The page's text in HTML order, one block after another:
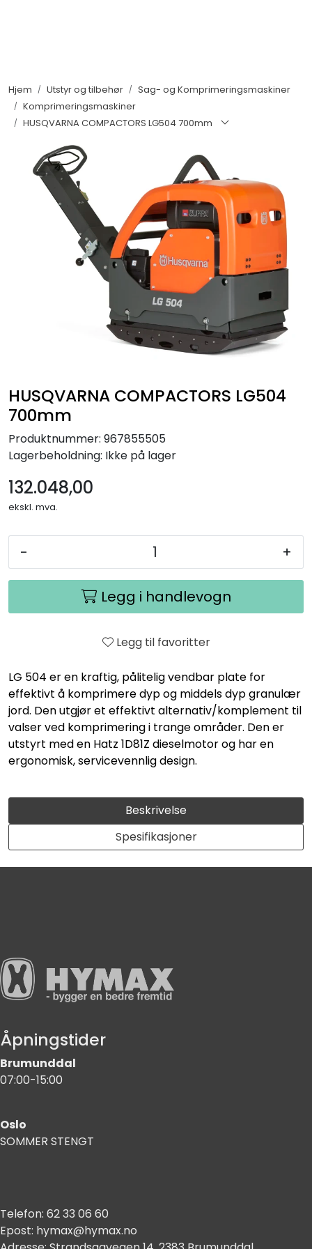
Hjem Utstyr og tilbehør
Sag- og Komprimeringsmaskiner
Komprimeringsmaskiner
HUSQVARNA COMPACTORS LG504 700mm
HUSQVARNA COMPACTORS LG504
700mm
Produktnummer: 967855505
Lagerbeholdning: Ikke på lager
132.048,00
ekskl. mva.
- +
Legg i handlevogn
Legg til favoritter
LG 504 er en kraftig, pålitelig vendbar plate for
effektivt å komprimere dyp og middels dyp granulær
jord. Den utgjør et effektivt alternativ/komplement til
valser ved komprimering i trange områder. Den er
utstyrt med en Hatz 1D81Z dieselmotor og har en
ergonomisk, servicevennlig design.
Beskrivelse
Spesifikasjoner
Åpningstider
Brumunddal
07:00-15:00
Oslo
SOMMER STENGT
Telefon: 62 33 06 60
Epost: hymax@hymax.no
Utstyr og tilbehør
Filter og servicedeler
Service og støtte
Salgsorganisasjon